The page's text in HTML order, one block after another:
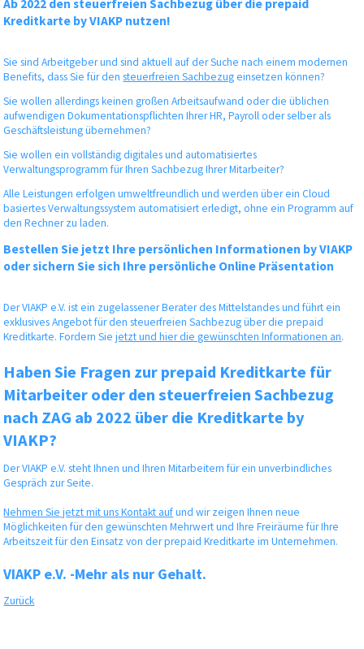
Ab 2022 den steuerfreien Sachbezug über die prepaid
Kreditkarte by VIAKP nutzen!
Sie sind Arbeitgeber und sind aktuell auf der Suche nach einem modernen
Benefits, dass Sie für densteuerfreien Sachbezugeinsetzen können?
Sie wollen allerdings keinen großen Arbeitsaufwand oder die üblichen
aufwendigen Dokumentationspflichten Ihrer HR, Payroll oder selber als
Geschäftsleistung übernehmen?
Sie wollen ein vollständig digitales und automatisiertes
Verwaltungsprogramm für Ihren Sachbezug Ihrer Mitarbeiter?
Alle Leistungen erfolgen umweltfreundlich und werden über ein Cloud
basiertes Verwaltungssystem automatisiert erledigt, ohne ein Programm auf
den Rechner zu laden.
Bestellen Sie jetzt Ihre persönlichen Informationen by VIAKP
oder sichern Sie sich Ihre persönliche Online Präsentation
Der VIAKP e.V. ist ein zugelassener Berater des Mittelstandes und führt ein
exklusives Angebot für den steuerfreien Sachbezug über die prepaid
Kreditkarte. Fordern Siejetzt und hier die gewünschten Informationen an.
Haben Sie Fragen zur prepaid Kreditkarte für
Mitarbeiter oder den steuerfreien Sachbezug
nach ZAG ab 2022 über die Kreditkarte by
VIAKP?
Der VIAKP e.V. steht Ihnen und Ihren Mitarbeitern für ein unverbindliches
Gespräch zur Seite.
Nehmen Sie jetzt mit uns Kontakt aufund wir zeigen Ihnen neue
Möglichkeiten für den gewünschten Mehrwert und Ihre Freiräume für Ihre
Arbeitszeit für den Einsatz von der prepaid Kreditkarte im Unternehmen.
VIAKP e.V. -Mehr als nur Gehalt.
Zurück